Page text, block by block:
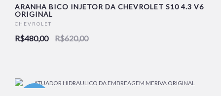
ARANHA BICO INJETOR DA CHEVROLET S10 4.3 V6
ORIGINAL
CHEVROLET
R$480,00 R$620,00